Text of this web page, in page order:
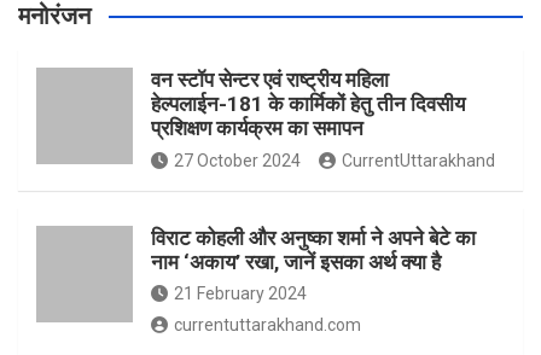
मनोरंजन
वन स्टॉप सेन्टर एवं राष्ट्रीय महिला
हेल्पलाईन-181 के कार्मिकों हेतु तीन दिवसीय
प्रशिक्षण कार्यक्रम का समापन
27 October 2024 CurrentUttarakhand
विराट कोहली और अनुष्का शर्मा ने अपने बेटे का
नाम ‘अकाय’ रखा, जानें इसका अर्थ क्‍या है
21 February 2024
currentuttarakhand.com